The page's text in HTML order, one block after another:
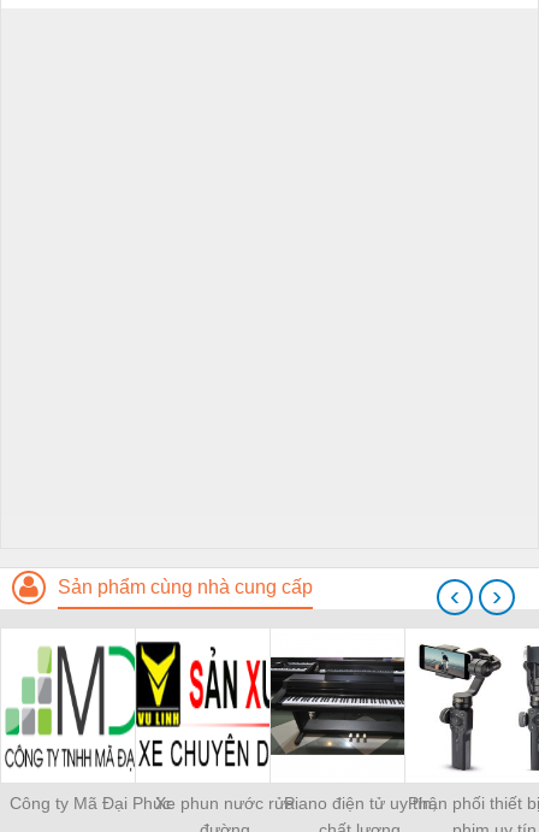
Sản phẩm cùng nhà cung cấp
Công ty Mã Đại PhúcXe phun nước rửaPiano điện tử uy tín,Phân phối thiết
‹ ›